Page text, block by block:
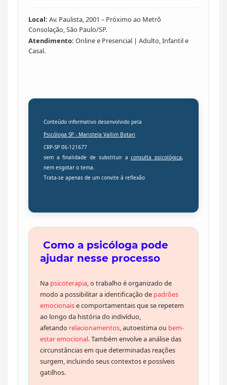
Local: Av. Paulista, 2001 – Próximo ao Metrô
Consolação, São Paulo/SP.
Atendimento: Online e Presencial | Adulto, Infantil e
Casal.
Conteúdo informativo desenvolvido pela
Psicóloga SP - Maristela Vallim Botari
CRP-SP 06-121677
sem a finalidade de substituir aconsulta psicológica,
nem esgotar o tema.
Trata-se apenas de um convite à reflexão
Como a psicóloga pode
ajudar nesse processo
Na psicoterapia, o trabalho é organizado de
modo a possibilitar a identificação de padrões
emocionaise comportamentais que se repetem
ao longo da história do indivíduo,
afetando relacionamentos, autoestima ou bem-
estar emocional. Também envolve a análise das
circunstâncias em que determinadas reações
surgem, incluindo seus contextos e possíveis
gatilhos.